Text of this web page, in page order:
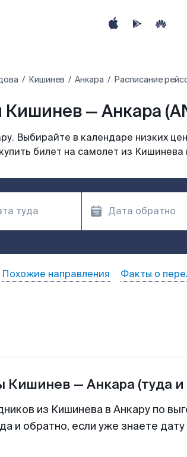
Кишинев Анкара Расписание
— Анкара
Выбирайте в календаре низких
билет на самолет из Кишинева
Похожие направления Факты о
Кишинев — Анкара (туда
из Кишинева в Анкару по
и обратно, если уже знаете